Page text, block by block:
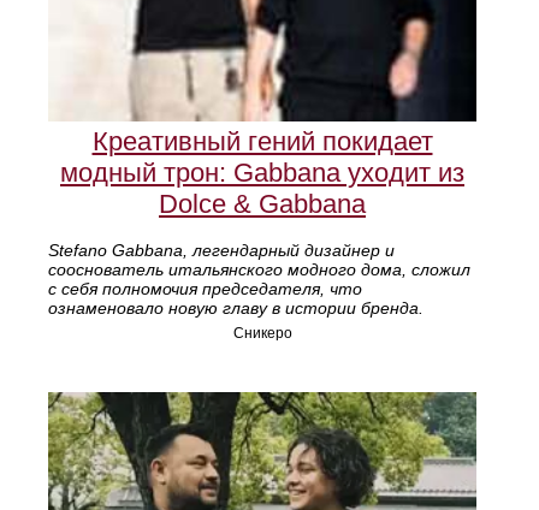
Креативный гений покидает
модный трон: Gabbana уходит из
Dolce & Gabbana
Stefano Gabbana, легендарный дизайнер и
сооснователь итальянского модного дома, сложил
с себя полномочия председателя, что
ознаменовало новую главу в истории бренда.
Сникеро